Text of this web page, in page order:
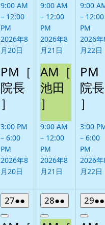
9:00 AM
– 12:00
PM
2026年8
月20日
PM［
院長
］
3:00 PM
– 6:00
PM
2026年8
月20日
9:00 AM
– 12:00
PM
2026年8
月21日
AM［
池田
］
9:00 AM
– 12:00
PM
2026年8
月21日
9:00
– 12:00
PM
2026
月22日
PM
院長
］
3:00
– 6:00
PM
2026
月22日
272026
年
8
●●
件
の
Close
282026
年
8
●●
件
の
Close
29
年
8
●●
Close